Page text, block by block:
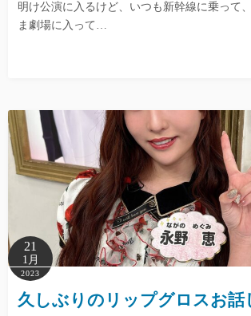
明け公演に入るけど、いつも新幹線に乗って
ま劇場に入って…
21
1月
2023
久しぶりのリップグロスお話